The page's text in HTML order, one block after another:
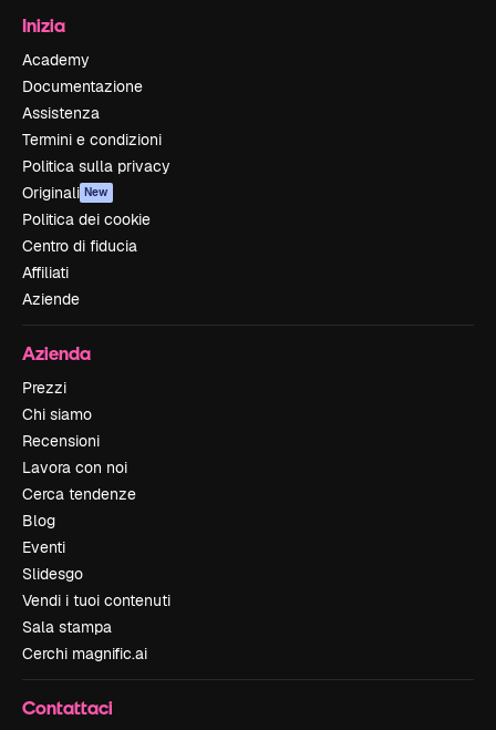
Inizia
Academy
Documentazione
Assistenza
Termini e condizioni
Politica sulla privacy
Originali New
Politica dei cookie
Centro di fiducia
Affiliati
Aziende
Azienda
Prezzi
Chi siamo
Recensioni
Lavora con noi
Cerca tendenze
Blog
Eventi
Slidesgo
Vendi i tuoi contenuti
Sala stampa
Cerchi magnific.ai
Contattaci